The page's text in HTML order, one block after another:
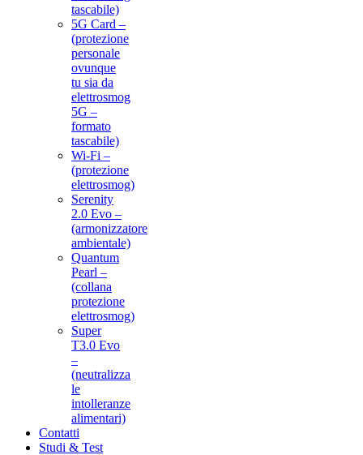
tascabile)
5G Card –
(protezione
personale
ovunque
tu sia da
elettrosmog
5G –
formato
tascabile)
Wi-Fi –
(protezione
elettrosmog)
Serenity
2.0 Evo –
(armonizzatore
ambientale)
Quantum
Pearl –
(collana
protezione
elettrosmog)
Super
T3.0 Evo
–
(neutralizza
le
intolleranze
alimentari)
Contatti
Studi & Test